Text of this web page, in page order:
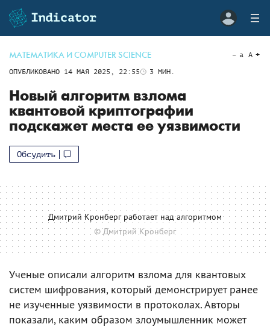
МАТЕМАТИКА И COMPUTER SCIENCE
ОПУБЛИКОВАНО 14 МАЯ 2025, 22:55 3 МИН.
a A
Новый алгоритм взлома
квантовой криптографии
подскажет места ее уязвимости
Обсудить
Дмитрий Кронберг работает над алгоритмом
© Дмитрий Кронберг
Ученые описали алгоритм взлома для квантовых
систем шифрования, который демонстрирует ранее
не изученные уязвимости в протоколах. Авторы
показали, каким образом злоумышленник может